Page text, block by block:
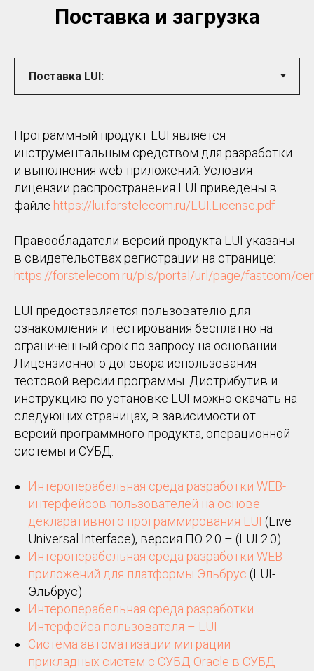
Поставка и загрузка
Программный продукт LUI является
инструментальным средством для разработки
и выполнения web-приложений. Условия
лицензии распространения LUI приведены в
файле https://lui.forstelecom.ru/LUI.License.pdf
Правообладатели версий продукта LUI указаны
в свидетельствах регистрации на странице:
https://forstelecom.ru/pls/portal/url/page/fastcom/
LUI предоставляется пользователю для
ознакомления и тестирования бесплатно на
ограниченный срок по запросу на основании
Лицензионного договора использования
тестовой версии программы. Дистрибутив и
инструкцию по установке LUI можно скачать на
следующих страницах, в зависимости от
версий программного продукта, операционной
системы и СУБД:
Интероперабельная среда разработки WEB-
интерфейсов пользователей на основе
декларативного программирования LUI (Live
Universal Interface), версия ПО 2.0 – (LUI 2.0)
Интероперабельная среда разработки WEB-
приложений для платформы Эльбрус (LUI-
Эльбрус)
Интероперабельная среда разработки
Интерфейса пользователя – LUI
Система автоматизации миграции
прикладных систем с СУБД Oracle в СУБД